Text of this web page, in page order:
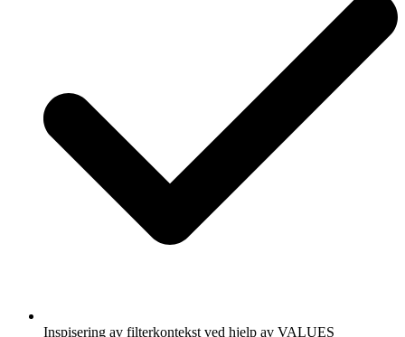
Inspisering av filterkontekst ved hjelp av VALUES